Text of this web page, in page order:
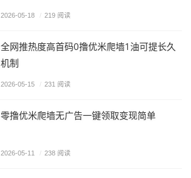
2026-05-18 / 219 阅读
全网推热度高首码0撸优米爬墙1油可提长久
机制
2026-05-15 / 231 阅读
零撸优米爬墙无广告一键领取变现简单
2026-05-11 / 238 阅读